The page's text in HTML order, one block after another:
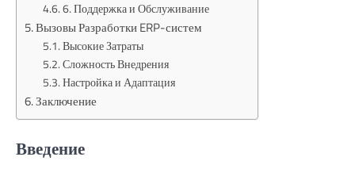
6. Поддержка и Обслуживание
Вызовы Разработки ERP-систем
Высокие Затраты
Сложность Внедрения
Настройка и Адаптация
Заключение
Введение